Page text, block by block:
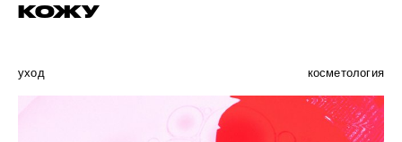
КОЖУ
уход косметология